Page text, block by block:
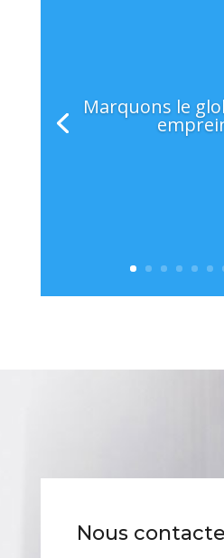
Marquons le
Nous